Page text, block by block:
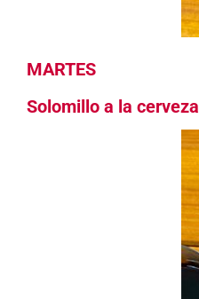
MARTES
Solomillo a la cerveza